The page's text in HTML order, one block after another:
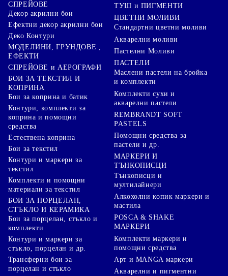
СПРЕЙОВЕ
Декор акрилни бои
Ефектни декор акрилни бои
Деко Контури
МОДЕЛИНИ, ГРУНДОВЕ ,
ЕФЕКТИ
СПРЕЙОВЕ и АЕРОГРАФИ
БОИ ЗА ТЕКСТИЛ И
КОПРИНА
Бои за коприна и батик
Контури, комплекти за
коприна и помощни
средства
Естествена коприна
Бои за текстил
Контури и маркери за
текстил
Комплекти и помощни
материали за текстил
БОИ ЗА ПОРЦЕЛАН,
СТЪКЛО И КЕРАМИКА
Бои за порцелан, стъкло и
комплекти
Контури и маркери за
стъкло, порцелан и др.
Трансферни бои за
порцелан и стъкло
ТУШ и ПИГМЕНТИ
ЦВЕТНИ МОЛИВИ
Стандартни цветни моливи
Акварелни моливи
Пастелни Моливи
ПАСТЕЛИ
Маслени пастели на бройка
и комплекти
Комплекти сухи и
акварелни пастели
REMBRANDT SOFT
PASTELS
Помощни средства за
пастели и др.
МАРКЕРИ И
ТЪНКОПИСЦИ
Тънкописци и
мултилайнери
Алкохолни копик маркери и
мастила
POSCA & SHAKE
МАРКЕРИ
Комплекти маркери и
помощни средства
Арт и MANGA маркери
Акварелни и пигментни